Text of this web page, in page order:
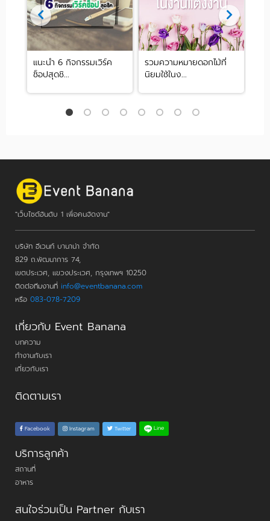
แนะนำ 6 กิจกรรมเวิร์ค
ช็อปสุดชิ...
รวมความหมายดอกไม้ที่
นิยมใช้ในง...
"เว็บไซต์อันดับ 1 เพื่อคนจัดงาน"
บริษัท อีเวนท์ บานาน่า จำกัด
829 ถ.พัฒนาการ 74,
เขตประเวศ, แขวงประเวศ, กรุงเทพฯ 10250
ติดต่อทีมงานที่ info@eventbanana.com
หรือ 083-078-7209
เกี่ยวกับ Event Banana
บทความ
ทำงานกับเรา
เกี่ยวกับเรา
ติดตามเรา
Facebook Instagram Twitter Line
บริการลูกค้า
สถานที่
อาหาร
สนใจร่วมเป็น Partner กับเรา